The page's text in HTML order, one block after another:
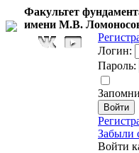
Факультет
имени М.В.
Логин:
Пароль:
Запомни
Забыли
Войти